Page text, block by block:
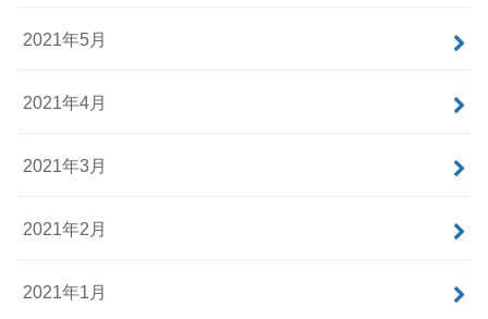
2021年5月
2021年4月
2021年3月
2021年2月
2021年1月